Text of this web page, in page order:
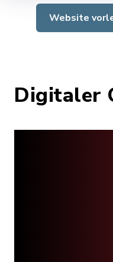
Website
Digitaler